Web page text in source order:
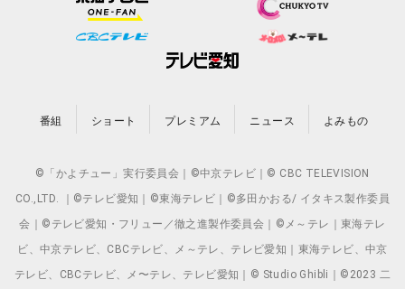
番組 ショート プレミアム ニュース よみもの
©「かよチュー」実行委員会｜©中京テレビ｜© CBC TELEVISION
CO.,LTD. ｜©テレビ愛知｜©東海テレビ｜©多田かおる/ イタキス製作委員
会｜©テレビ愛知・フリュー／徹之進製作委員会｜©メ～テレ｜東海テレ
ビ、中京テレビ、CBCテレビ、メ～テレ、テレビ愛知｜東海テレビ、中京
テレビ、CBCテレビ、メ〜テレ、テレビ愛知｜© Studio Ghibli｜©2023 二